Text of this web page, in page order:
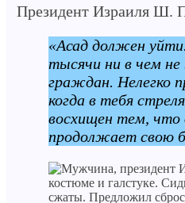
Президент Израиля Ш.
«Асад должен
тысячи ни в чем не
граждан. Нелегко
когда в тебя
восхищен тем, что
продолжает свою